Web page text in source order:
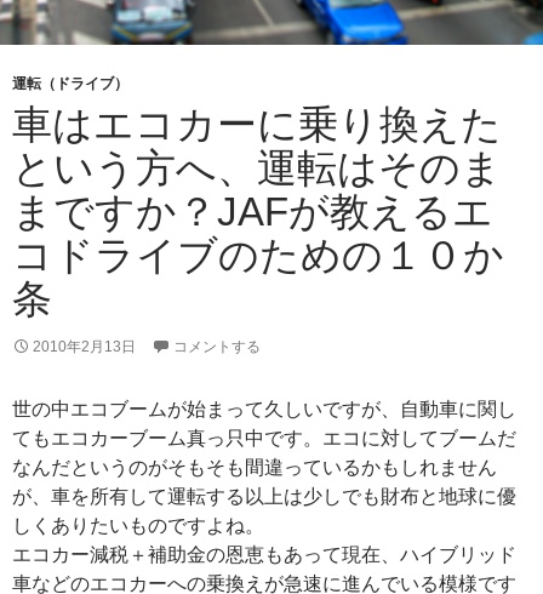
運転（ドライブ）
車はエコカーに乗り換えた
という方へ、運転はそのま
まですか？JAFが教えるエ
コドライブのための１０か
条
2010年2月13日 コメントする
世の中エコブームが始まって久しいですが、自動車に関し
てもエコカーブーム真っ只中です。エコに対してブームだ
なんだというのがそもそも間違っているかもしれません
が、車を所有して運転する以上は少しでも財布と地球に優
しくありたいものですよね。
エコカー減税＋補助金の恩恵もあって現在、ハイブリッド
車などのエコカーへの乗換えが急速に進んでいる模様です